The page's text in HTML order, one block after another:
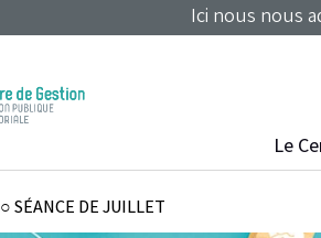
Ici nous nous
Le
○SÉANCE DE JUILLET